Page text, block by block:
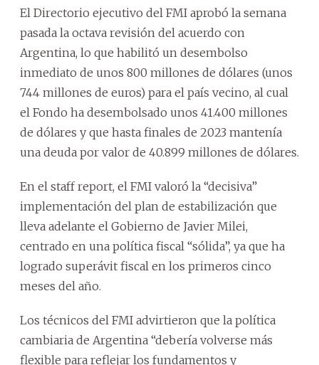
El Directorio ejecutivo del FMI aprobó la semana
pasada la octava revisión del acuerdo con
Argentina, lo que habilitó un desembolso
inmediato de unos 800 millones de dólares (unos
744 millones de euros) para el país vecino, al cual
el Fondo ha desembolsado unos 41.400 millones
de dólares y que hasta finales de 2023 mantenía
una deuda por valor de 40.899 millones de dólares.
En el staff report, el FMI valoró la “decisiva”
implementación del plan de estabilización que
lleva adelante el Gobierno de Javier Milei,
centrado en una política fiscal “sólida”, ya que ha
logrado superávit fiscal en los primeros cinco
meses del año.
Los técnicos del FMI advirtieron que la política
cambiaria de Argentina “debería volverse más
flexible para reflejar los fundamentos y